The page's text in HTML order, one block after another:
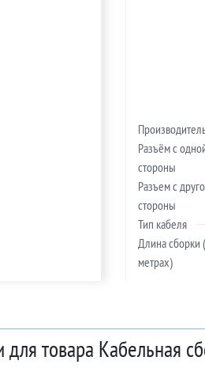
Разъём с
стороны
Разъем с
стороны
Тип кабеля
Длина сборки
метрах)
для товара Кабельная